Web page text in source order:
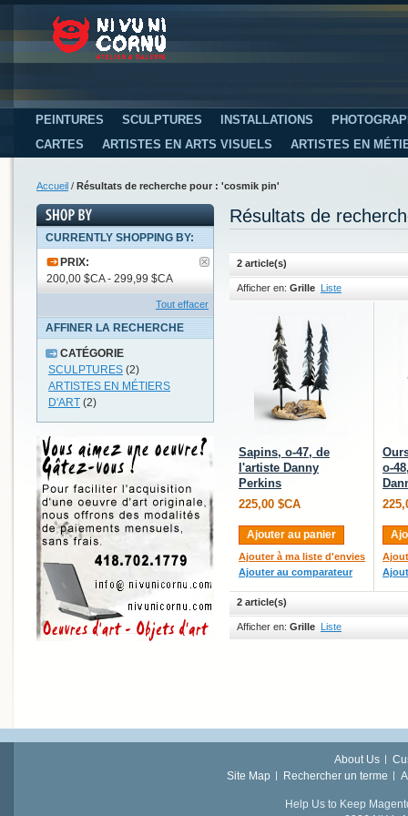
PEINTURES SCULPTURES INSTALLATIONS
CARTES
ARTISTES EN ARTS VISUELS ARTISTES EN
Accueil / Résultats de recherche pour : 'cosmik pin'
Résultats de
2 article(s)
Afficher en: Grille Liste
Sapins, o-47, de
l'artiste Danny
Perkins
225,00 $CA
Ajouter au panier
Ajouter à ma liste d'envies
Ajouter au comparateur
o-
2 article(s)
Afficher en: Grille Liste
CURRENTLY SHOPPING BY:
PRIX:
200,00 $CA - 299,99 $CA
Tout effacer
AFFINER LA RECHERCHE
CATÉGORIE
SCULPTURES (2)
ARTISTES EN MÉTIERS
D'ART (2)
About Us
Site Map
Rechercher un terme
Help Us to Keep